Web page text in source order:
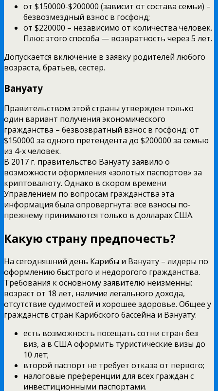
от $150000-$200000 (зависит от состава семьи) –
безвозмездный взнос в госфонд;
от $220000 – независимо от количества человек.
Плюс этого способа — возвратность через 5 лет.
Допускается включение в заявку родителей любого
возраста, братьев, сестер.
Вануату
Правительством этой страны утвержден только
один вариант получения экономического
гражданства – безвозвратный взнос в госфонд: от
$150000 за одного претендента до $200000 за семью
из 4-х человек.
В 2017 г. правительство Вануату заявило о
возможности оформления «золотых паспортов» за
криптовалюту. Однако в скором времени
Управлением по вопросам гражданства эта
информация была опровергнута: все взносы по-
прежнему принимаются только в долларах США.
Какую страну предпочесть?
На сегодняшний день Карибы и Вануату – лидеры по
оформлению быстрого и недорогого гражданства.
Требования к основному заявителю неизменны:
возраст от 18 лет, наличие легального дохода,
отсутствие судимостей и хорошее здоровье. Общее у
гражданств стран Карибского бассейна и Вануату:
есть возможность посещать сотни стран без
виз, а в США оформить туристические визы до
10 лет;
второй паспорт не требует отказа от первого;
налоговые преференции для всех граждан с
инвестиционными паспортами.